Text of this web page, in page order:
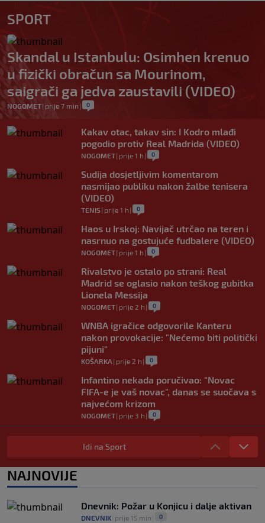
SPORT
Skandal u Istanbulu: Osimhen krenuo
u fizički obračun sa Mourinom,
saigrači ga jedva zaustavili (VIDEO)
NOGOMET| prije 7 min | 0
Kakav otac, takav sin: I Kodro mlađi
pogodio protiv Real Madrida (VIDEO)
NOGOMET| prije 1 h | 0
Sudija dosjetljivim komentarom
nasmijao publiku nakon žalbe tenisera
(VIDEO)
TENIS| prije 1 h | 0
Haos u Irskoj: Navijač utrčao na teren i
nasrnuo na gostujuće fudbalere (VIDEO)
NOGOMET| prije 1 h | 0
Rivalstvo je ostalo po strani: Real
Madrid se oglasio nakon teškog gubitka
Lionela Messija
NOGOMET| prije 2 h | 0
WNBA igračice odgovorile Kanteru
nakon provokacije: "Nećemo biti politički
pijuni"
KOŠARKA | prije 2 h | 0
Infantino nekada poručivao: "Novac
FIFA-e je vaš novac", danas se suočava s
najvećom krizom
NOGOMET| prije 3 h | 0
Enes Kanter Freedom želi na WNBA
draft: Neobičnim potezom pokušava
0
na pripremama, bolji bio Eintracht
0
Idi na Sport
NAJNOVIJE
Dnevnik: Požar u Konjicu i dalje aktivan
DNEVNIK prije 15 min 0